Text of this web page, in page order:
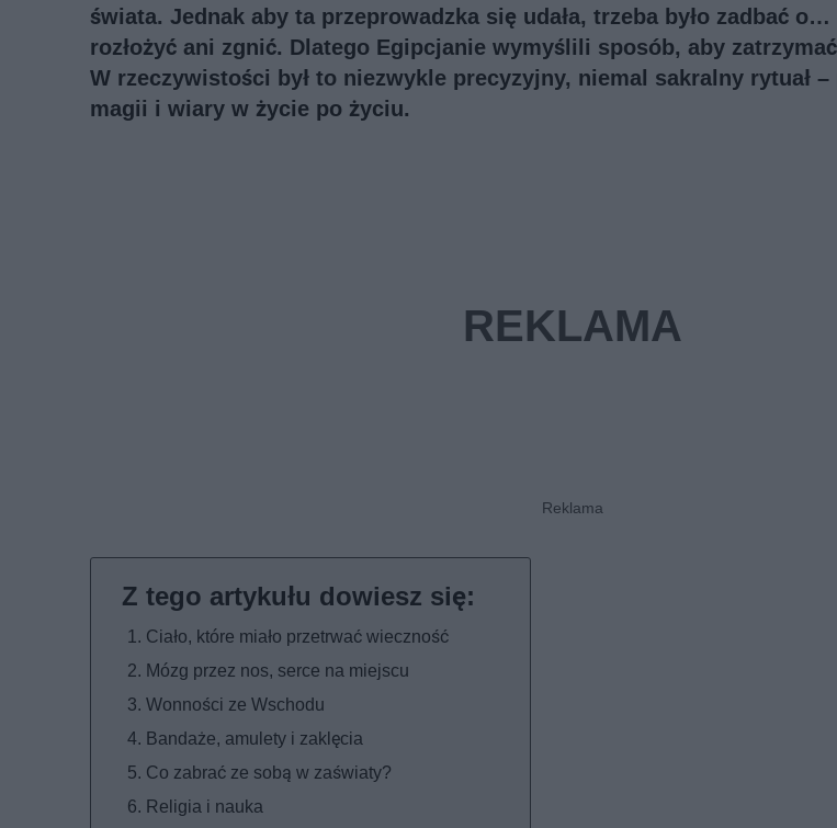
świata. Jednak aby ta przeprowadzka się udała, trzeba było zadbać o…
rozłożyć ani zgnić. Dlatego Egipcjanie wymyślili sposób, aby
W rzeczywistości był to niezwykle precyzyjny, niemal sakralny rytuał –
magii i wiary w życie po życiu.
Ciało, które miało przetrwać wieczność
Mózg przez nos, serce na miejscu
Wonności ze Wschodu
Bandaże, amulety i zaklęcia
Co zabrać ze sobą w zaświaty?
Religia i nauka